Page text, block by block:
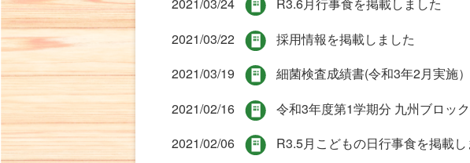
2021/03/24
R3.6月行事食を掲載しました
2021/03/22
採用情報を掲載しました
2021/03/19
細菌検査成績書(令和3年2月実施）
2021/02/16
令和3年度第1学期分 九州ブロッ
2021/02/06
R3.5月こどもの日行事食を掲載し